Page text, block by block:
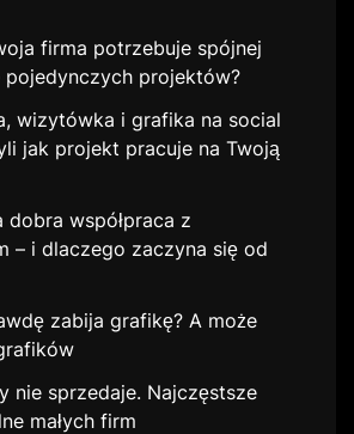
firma potrzebuje spójnej
pojedynczych projektów?
wizytówka i grafika na social
jak projekt pracuje na Twoją
dobra współpraca z
– i dlaczego zaczyna się od
zabija grafikę? A może
nie sprzedaje. Najczęstsze
małych firm